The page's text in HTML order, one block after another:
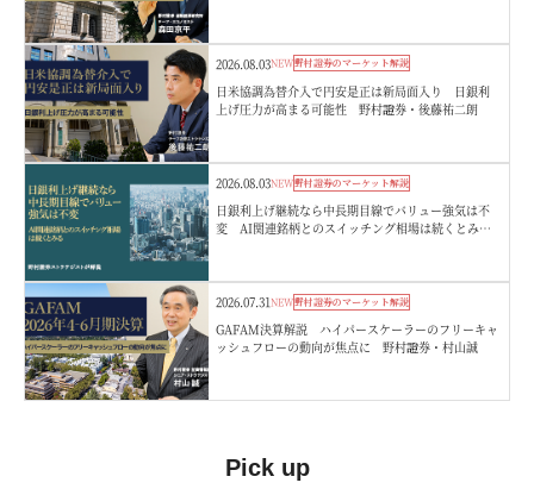
2026.08.03NEW野村證券のマーケット解説
日米協調為替介入で円安是正は新局面入り 日銀利
上げ圧力が高まる可能性 野村證券・後藤祐二朗
2026.08.03NEW野村證券のマーケット解説
日銀利上げ継続なら中長期目線でバリュー強気は不
変 AI関連銘柄とのスイッチング相場は続くとみ
2026.07.31NEW野村證券のマーケット解説
GAFAM決算解説 ハイパースケーラーのフリーキャ
ッシュフローの動向が焦点に 野村證券・村山誠
Pick up